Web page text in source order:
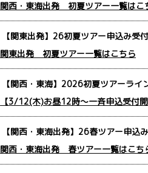
関西・東海出発 初夏ツアー一覧はこ
【関東出発】26初夏ツアー申込み受
関東出発 初夏ツアー一覧はこちら
【関西・東海】2026初夏ツアーライ
【3/12(木)お昼12時～一斉申込受付
【関西・東海出発】26春ツアー申込
関西・東海出発 春ツアー一覧はこち